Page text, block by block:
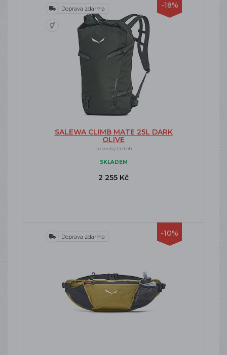
-18%
Doprava zdarma
SALEWA CLIMB MATE 25L DARK
OLIVE
Lezecký batoh
SKLADEM
2 255 Kč
-10%
Doprava zdarma